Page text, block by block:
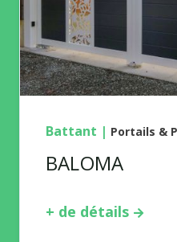
Battant | Portails &
BALOMA
+ de détails